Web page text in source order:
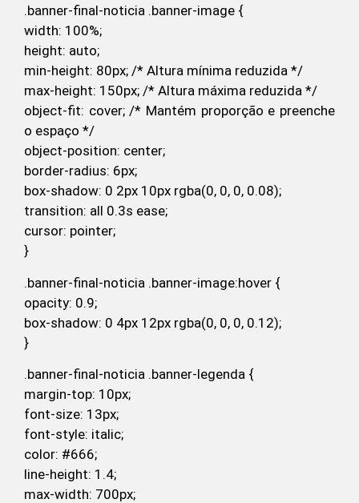
.banner-final-noticia .banner-image {
width: 100%;
height: auto;
min-height: 80px; /* Altura mínima reduzida */
max-height: 150px; /* Altura máxima reduzida */
object-fit: cover; /* Mantém proporção e preenche
o espaço */
object-position: center;
border-radius: 6px;
box-shadow: 0 2px 10px rgba(0, 0, 0, 0.08);
transition: all 0.3s ease;
cursor: pointer;
}
.banner-final-noticia .banner-image:hover {
opacity: 0.9;
box-shadow: 0 4px 12px rgba(0, 0, 0, 0.12);
}
.banner-final-noticia .banner-legenda {
margin-top: 10px;
font-size: 13px;
font-style: italic;
color: #666;
line-height: 1.4;
max-width: 700px;